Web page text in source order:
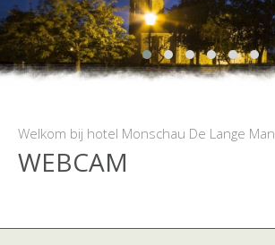
Welkom bij hotel Monschau De Lange Man
WEBCAM